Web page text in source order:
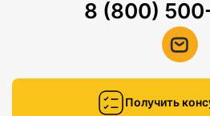
8 (800)
Получить